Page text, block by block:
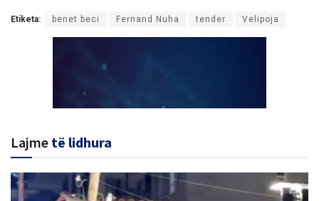
Etiketa: benet beci Fernand Nuha tender Velipoja
Lajme të lidhura